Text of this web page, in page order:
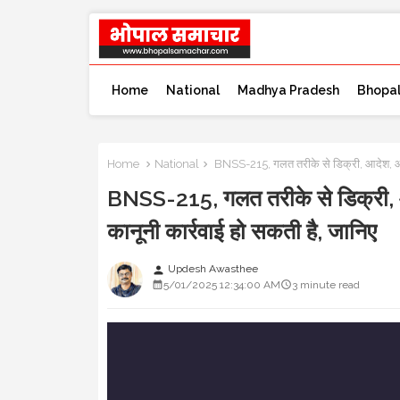
Home National Madhya Pradesh Bhopal
Home National BNSS-215, गलत तरीके से डिक्री, आदेश,
BNSS-215, गलत तरीके से डिक्री,
कानूनी कार्रवाई हो सकती है, जानिए
person Updesh Awasthee
5/01/2025 12:34:00 AM
3 minute read